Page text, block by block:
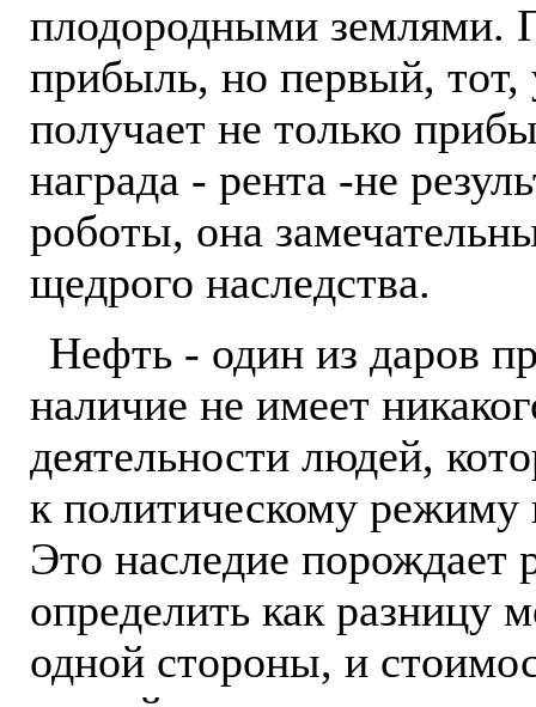
плодородными землями.
прибыль, но первый, тот,
получает не только
награда - рента -не
роботы, она
щедрого наследства.
Нефть - один из даров
наличие не имеет
деятельности людей,
к политическому режиму
Это наследие порождает
определить как
одной стороны, и